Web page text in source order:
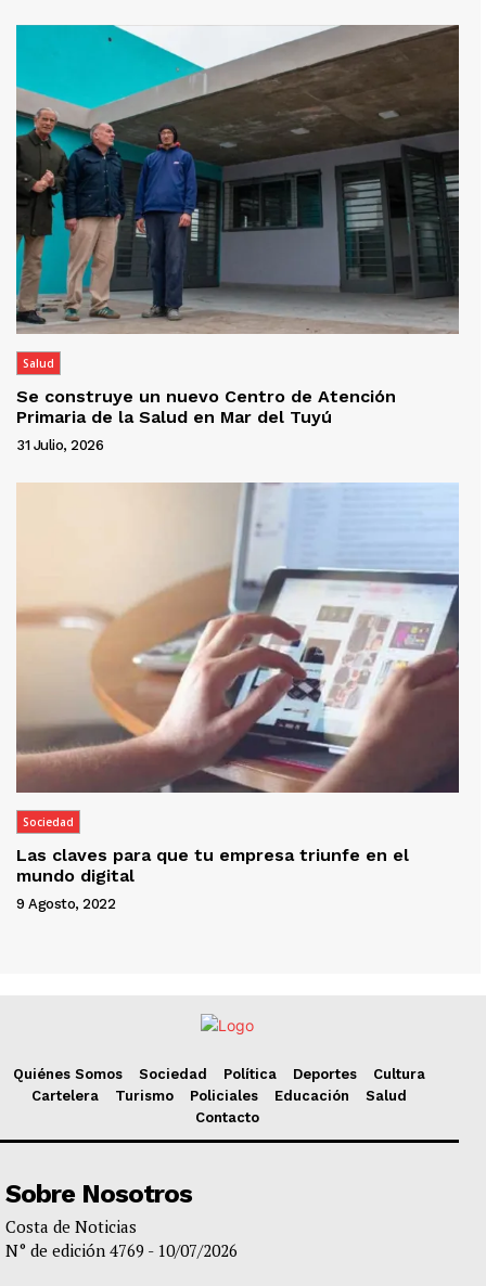
Salud
Se construye un nuevo Centro de Atención
Primaria de la Salud en Mar del Tuyú
31 Julio, 2026
Sociedad
Las claves para que tu empresa triunfe en el
mundo digital
9 Agosto, 2022
Quiénes Somos Sociedad Política Deportes
Cultura
Cartelera
Turismo Policiales Educación
Salud
Contacto
Sobre Nosotros
Costa de Noticias
N° de edición 4769 - 10/07/2026